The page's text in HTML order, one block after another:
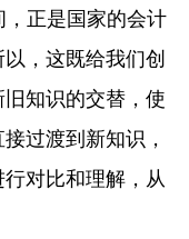
正是国家的会计
，这既给我们创
知识的交替，使
过渡到新知识，
对比和理解，从